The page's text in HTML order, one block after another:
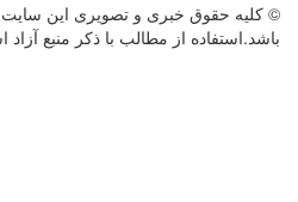
© کليه حقوق خبری و تصويری اين
باشد.استفاده از مطالب با ذكر منبع